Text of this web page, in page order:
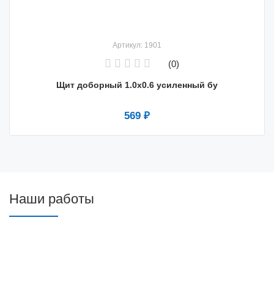
Артикул: 1901
(0)
Щит доборный 1.0х0.6 усиленный бу
569 ₽
Наши работы